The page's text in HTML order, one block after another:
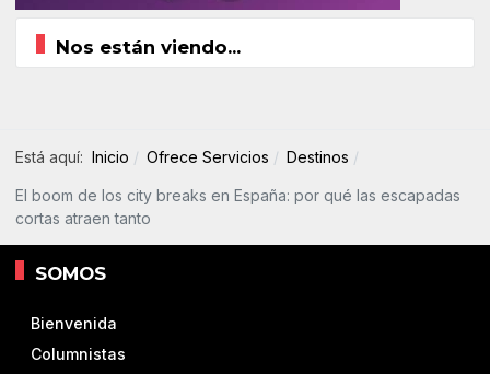
Nos están viendo...
Está aquí: Inicio Ofrece Servicios Destinos
El boom de los city breaks en España: por qué las escapadas
cortas atraen tanto
SOMOS
Bienvenida
Columnistas